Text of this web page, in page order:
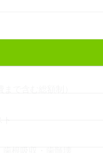
で含む総額制）